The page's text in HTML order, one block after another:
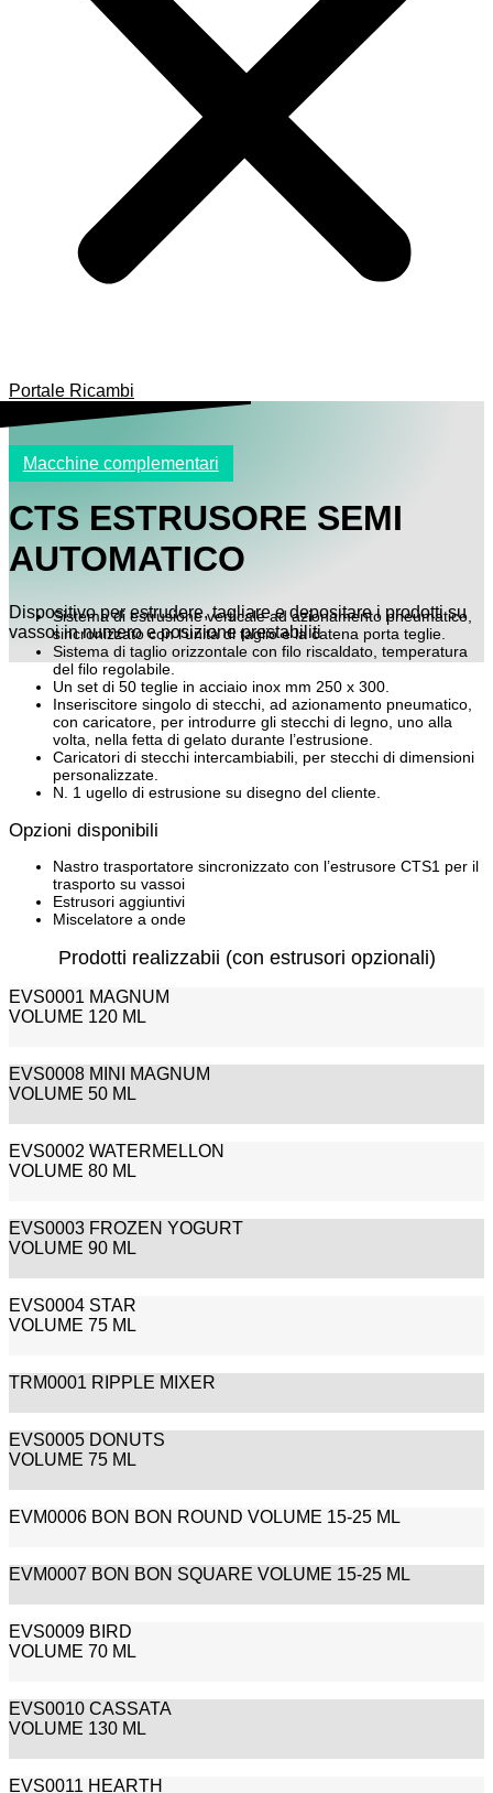
Portale Ricambi
Macchine complementari
CTS ESTRUSORE SEMI
AUTOMATICO
Dispositivo per estrudere, tagliare e depositare i prodotti su
vassoi in numero e posizione prestabiliti
Sistema di estrusione verticale ad azionamento pneumatico,
sincronizzato con l’unità di taglio e la catena porta teglie.
Sistema di taglio orizzontale con filo riscaldato, temperatura
del filo regolabile.
Un set di 50 teglie in acciaio inox mm 250 x 300.
Inseriscitore singolo di stecchi, ad azionamento pneumatico,
con caricatore, per introdurre gli stecchi di legno, uno alla
volta, nella fetta di gelato durante l’estrusione.
Caricatori di stecchi intercambiabili, per stecchi di dimensioni
personalizzate.
N. 1 ugello di estrusione su disegno del cliente.
Opzioni disponibili
Nastro trasportatore sincronizzato con l’estrusore CTS1 per il
trasporto su vassoi
Estrusori aggiuntivi
Miscelatore a onde
Prodotti realizzabii (con estrusori opzionali)
EVS0001 MAGNUM
VOLUME 120 ML
EVS0008 MINI MAGNUM
VOLUME 50 ML
EVS0002 WATERMELLON
VOLUME 80 ML
EVS0003 FROZEN YOGURT
VOLUME 90 ML
EVS0004 STAR
VOLUME 75 ML
TRM0001 RIPPLE MIXER
EVS0005 DONUTS
VOLUME 75 ML
EVM0006 BON BON ROUND VOLUME 15-25 ML
EVM0007 BON BON SQUARE VOLUME 15-25 ML
EVS0009 BIRD
VOLUME 70 ML
EVS0010 CASSATA
VOLUME 130 ML
EVS0011 HEARTH